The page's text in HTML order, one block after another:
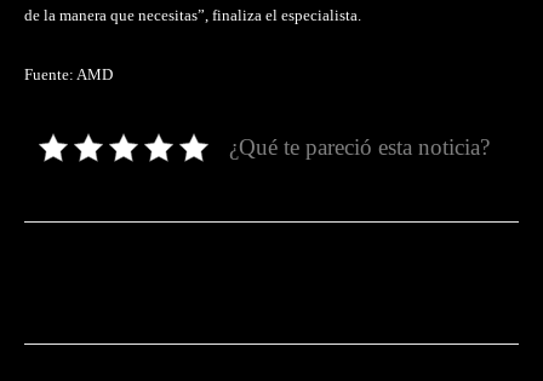
de la manera que necesitas”, finaliza el especialista.
Fuente: AMD
¿Qué te pareció esta noticia?